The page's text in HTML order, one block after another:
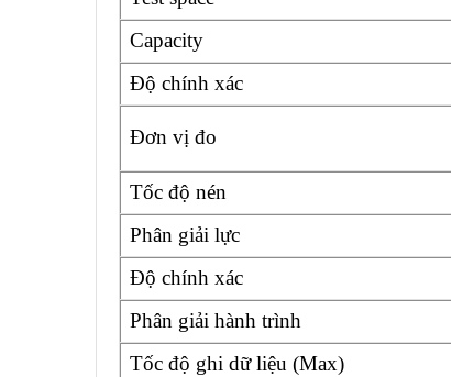
Capacity
Độ chính xác
Đơn vị đo
Tốc độ nén
Phân giải lực
Độ chính xác
Phân giải hành trình
Tốc độ ghi dữ liệu (Max)